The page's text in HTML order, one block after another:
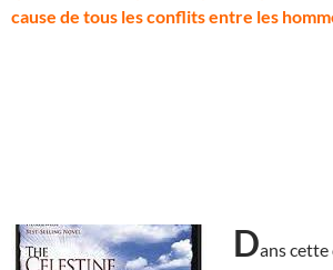
cause de tous les conflits entre les
Dans